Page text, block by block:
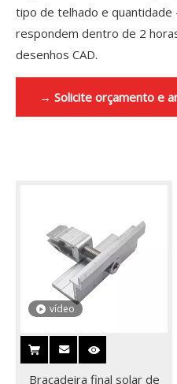
tipo de telhado e quantidade
respondem dentro de 2
desenhos CAD.
→ Solicite orçamento e
vídeo
Braçadeira final solar de